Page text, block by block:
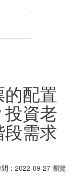
配置
資老
需求
：2022-09-27 瀏覽